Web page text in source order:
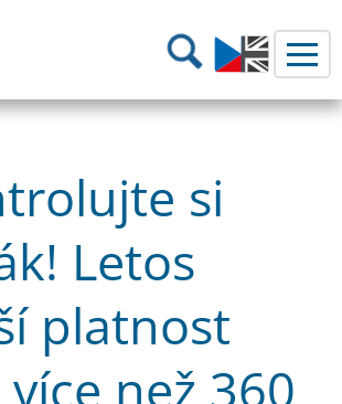
Ministerstvo dopravy Hledání
si
Letos
platnost
než 360